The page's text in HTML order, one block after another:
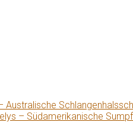
Australische
– Südamerikanische